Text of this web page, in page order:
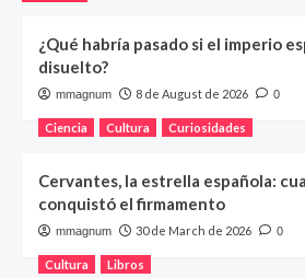
¿Qué habría pasado si el imperio
disuelto?
mmagnum 8 de August de 2026 0
Ciencia Cultura Curiosidades
Cervantes, la estrella española:
conquistó el firmamento
mmagnum 30 de March de 2026 0
Cultura Libros